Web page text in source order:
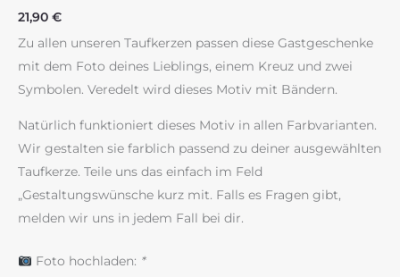
21,90 €
Zu allen unseren Taufkerzen passen diese Gastgeschenke
mit dem Foto deines Lieblings, einem Kreuz und zwei
Symbolen. Veredelt wird dieses Motiv mit Bändern.
Natürlich funktioniert dieses Motiv in allen Farbvarianten.
Wir gestalten sie farblich passend zu deiner ausgewählten
Taufkerze. Teile uns das einfach im Feld
„Gestaltungswünsche kurz mit. Falls es Fragen gibt,
melden wir uns in jedem Fall bei dir.
Foto hochladen: *